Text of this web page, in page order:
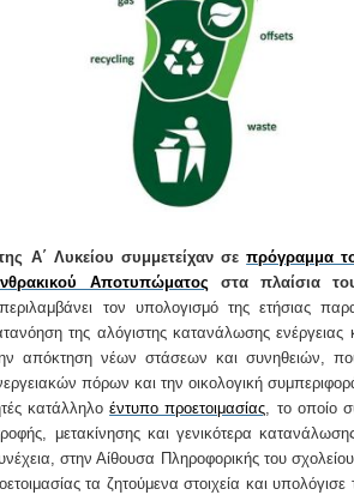
Α΄ Λυκείου συμμετείχαν σεπρόγραμμα
Αποτυπώματος στα πλαίσια
τον υπολογισμό της ετήσιας
της αλόγιστης κατανάλωσης ενέργειας
απόκτηση νέων στάσεων και συνηθειών,
πόρων και την οικολογική
κατάλληλοέντυπο προετοιμασίας, το οποίο
μετακίνησης και γενικότερα
στην Αίθουσα Πληροφορικής του
τα ζητούμενα στοιχεία και